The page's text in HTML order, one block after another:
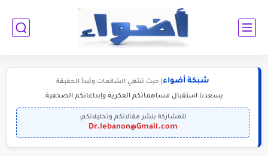
شبكة أضواء | حيث تنتهي الشائعات وتبدأ الحقيقة
يسعدنا استقبال مساهماتكم الفكرية وإبداعاتكم الصحفية.
للمشاركة بنشر مقالاتكم وتحليلاتكم:
Dr.lebanon@Gmail.com